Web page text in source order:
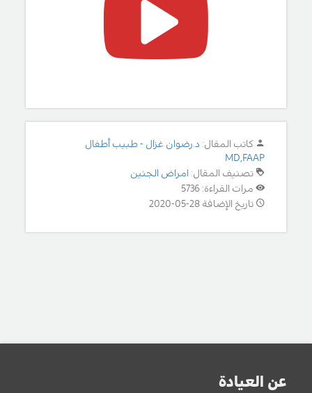
كاتب المقال: د.رضوان غزال - طبيب أطفال
MD,FAAP
تصنيف المقال: امراض الجنين
مرات القراءة: 5736
تاريخ الإضافة 28-05-2020
عن العيادة